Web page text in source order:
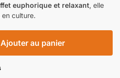
euphorique et relaxant, elle
culture.
Ajouter au panier